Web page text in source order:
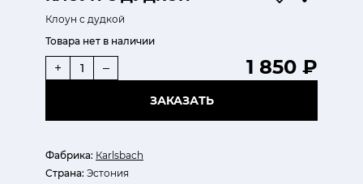
Клоун с дудкой
Фабрика: Кarlsbach
Страна: Эстония
Товара нет в наличии
1 850 ₽
+ –
ЗАКАЗАТЬ